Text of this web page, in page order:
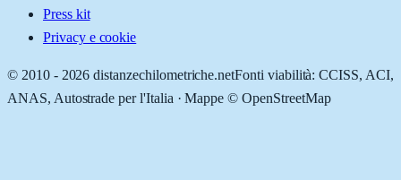
Press kit
Privacy e cookie
© 2010 - 2026 distanzechilometriche.netFonti viabilità: CCISS, ACI,
ANAS, Autostrade per l'Italia · Mappe © OpenStreetMap